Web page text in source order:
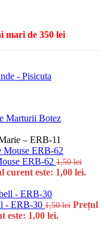
mari de 350 lei
Marturii Botez
– ERB-11
ERB-62 1,50lei
curent este: 1,00 lei.
- ERB-30 1,50lei Prețul
este: 1,00 lei.